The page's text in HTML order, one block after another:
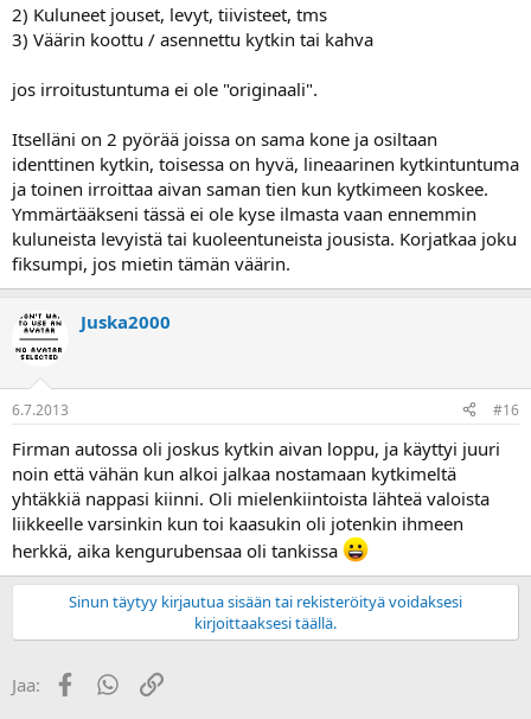
2) Kuluneet jouset, levyt, tiivisteet, tms
3) Väärin koottu / asennettu kytkin tai kahva
jos irroitustuntuma ei ole "originaali".
Itselläni on 2 pyörää joissa on sama kone ja osiltaan
identtinen kytkin, toisessa on hyvä, lineaarinen kytkintuntuma
ja toinen irroittaa aivan saman tien kun kytkimeen koskee.
Ymmärtääkseni tässä ei ole kyse ilmasta vaan ennemmin
kuluneista levyistä tai kuoleentuneista jousista. Korjatkaa joku
fiksumpi, jos mietin tämän väärin.
Juska2000
6.7.2013 #16
Firman autossa oli joskus kytkin aivan loppu, ja käyttyi juuri
noin että vähän kun alkoi jalkaa nostamaan kytkimeltä
yhtäkkiä nappasi kiinni. Oli mielenkiintoista lähteä valoista
liikkeelle varsinkin kun toi kaasukin oli jotenkin ihmeen
herkkä, aika kengurubensaa oli tankissa
Sinun täytyy kirjautua sisään tai rekisteröityä voidaksesi
kirjoittaaksesi täällä.
Jaa: FacebookWhatsApp
Linkki